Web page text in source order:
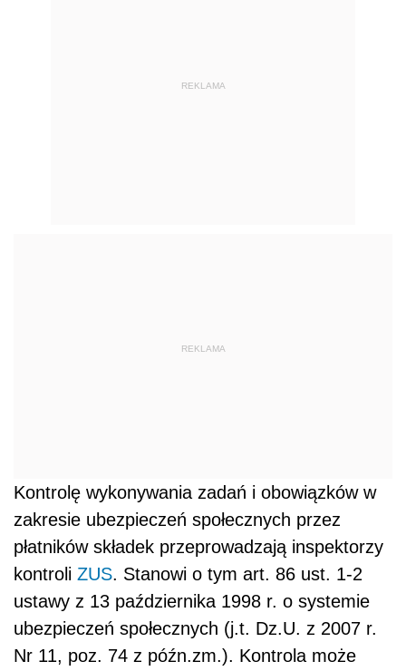
REKLAMA
REKLAMA
Kontrolę wykonywania zadań i obowiązków w
zakresie ubezpieczeń społecznych przez
płatników składek przeprowadzają inspektorzy
kontroli ZUS. Stanowi o tym art. 86 ust. 1-2
ustawy z 13 października 1998 r. o systemie
ubezpieczeń społecznych (j.t. Dz.U. z 2007 r.
Nr 11, poz. 74 z późn.zm.). Kontrola może